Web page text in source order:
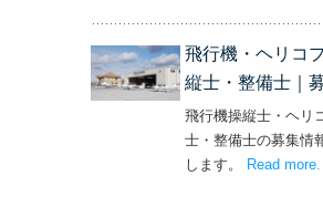
飛行機・ヘリコ
縦士・整備士｜
飛行機操縦士・ヘリ
士・整備士の募集情
します。 Read more